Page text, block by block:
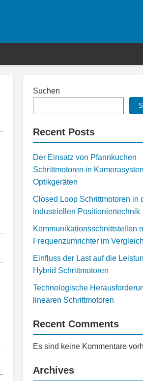
Suchen
Recent Posts
Der Einsatz von Pfannkuchen
Schrittmotoren in
Optikgeräten
Closed Loop Schrittmotoren in
industriellen Positioniertechnik
Kommunikationsschnittstellen
Frequenzumrichter im Vergleich
Einfluss der Last auf die
Hybrid Schrittmotoren
Technologische
linearen Schrittmotoren
Recent Comments
Es sind keine Kommentare
Archives